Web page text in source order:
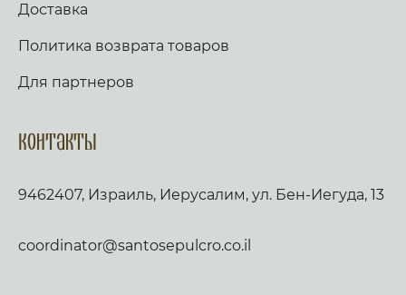
Доставка
Политика возврата товаров
Для партнеров
Контакты
9462407, Израиль, Иерусалим, ул. Бен-Иегуда, 13
coordinator@santosepulcro.co.il